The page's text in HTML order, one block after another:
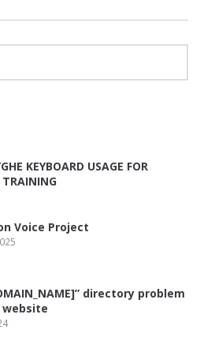
KEYBOARD USAGE FOR
TRAINING
Voice Project
directory problem